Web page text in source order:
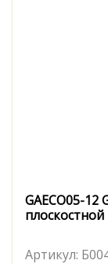
GAECO05-12
плоскостной
Артикул: